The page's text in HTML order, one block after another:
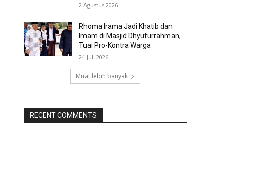
2 Agustus 2026
Rhoma Irama Jadi Khatib dan
Imam di Masjid Dhyufurrahman,
Tuai Pro-Kontra Warga
24 Juli 2026
Muat lebih banyak
RECENT COMMENTS